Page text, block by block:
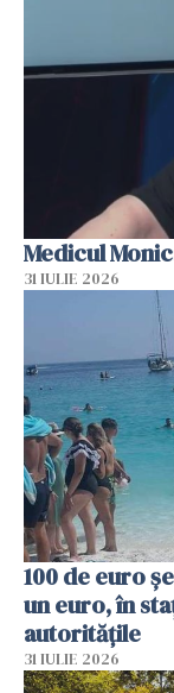
Medicul
31 IULIE 2026
100 de euro
un euro, în
autoritățile
31 IULIE 2026